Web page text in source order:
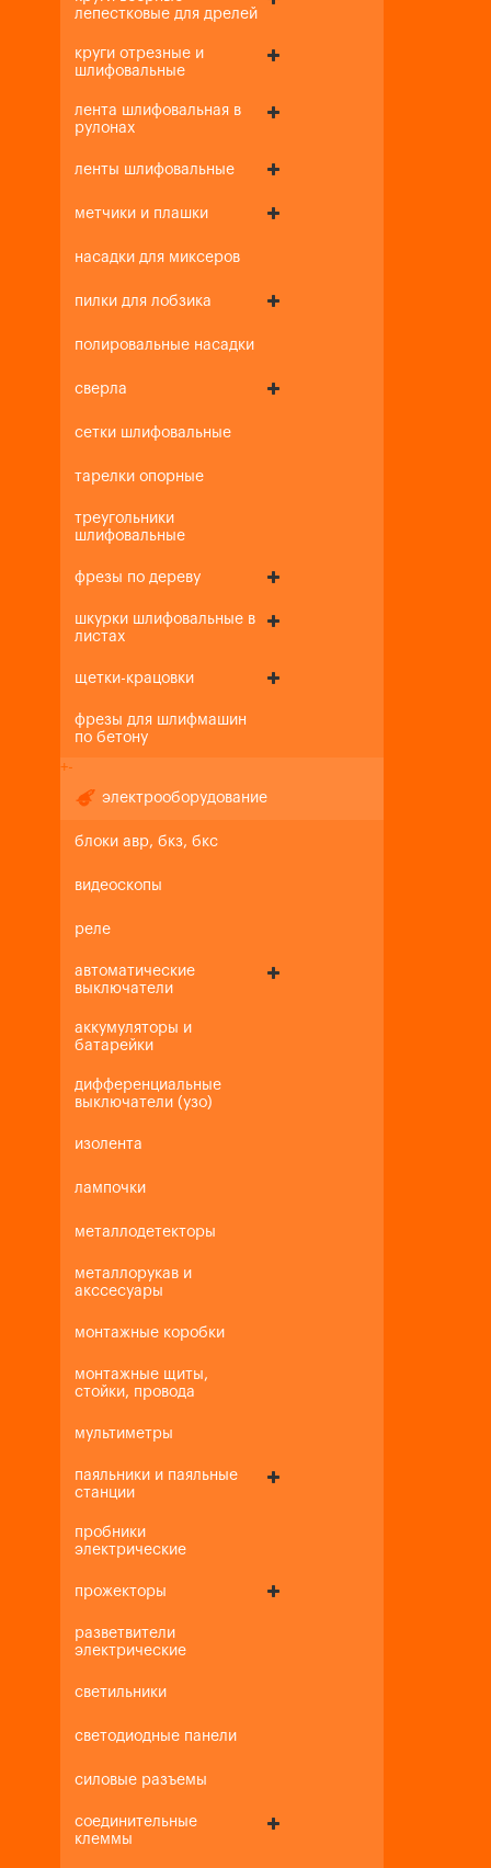
лепестковые для дрелей
круги отрезные и
шлифовальные
лента шлифовальная в
рулонах
ленты шлифовальные
метчики и плашки
насадки для миксеров
пилки для лобзика
полировальные насадки
сверла
сетки шлифовальные
тарелки опорные
треугольники
шлифовальные
фрезы по дереву
шкурки шлифовальные в
листах
щетки-крацовки
фрезы для шлифмашин
по бетону
+-
электрооборудование
блоки авр, бкз, бкс
видеоскопы
реле
автоматические
выключатели
аккумуляторы и
батарейки
дифференциальные
выключатели (узо)
изолента
лампочки
металлодетекторы
металлорукав и
акссесуары
монтажные коробки
монтажные щиты,
стойки, провода
мультиметры
паяльники и паяльные
станции
пробники
электрические
прожекторы
разветвители
электрические
светильники
светодиодные панели
силовые разъемы
соединительные
клеммы